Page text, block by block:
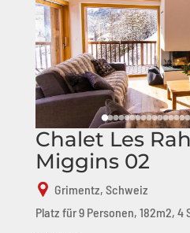
Chalet Les
Miggins 02
Grimentz, Schweiz
Platz für 9 Personen, 182m2,